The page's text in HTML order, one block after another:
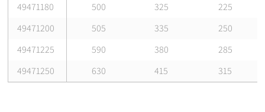
49471180
500 325
225
49471200
505 335
250
49471225
590 380
285
49471250
630 415 315